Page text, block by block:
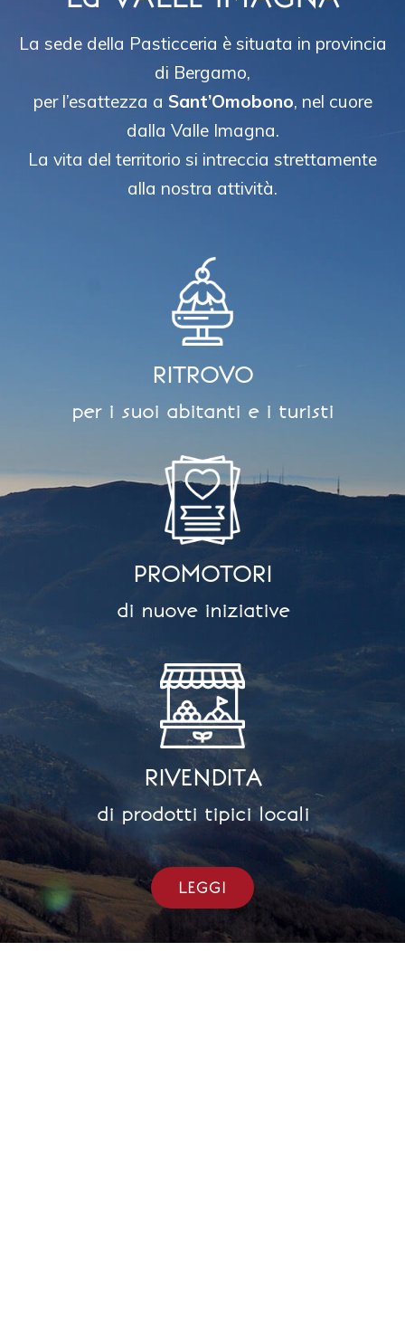
La sede della Pasticceria è situata in provincia
di Bergamo,
per l’esattezza a Sant’Omobono, nel cuore
dalla Valle Imagna.
La vita del territorio si intreccia strettamente
alla nostra attività.
RITROVO
per i suoi abitanti e i turisti
PROMOTORI
di nuove iniziative
RIVENDITA
di prodotti tipici locali
LEGGI